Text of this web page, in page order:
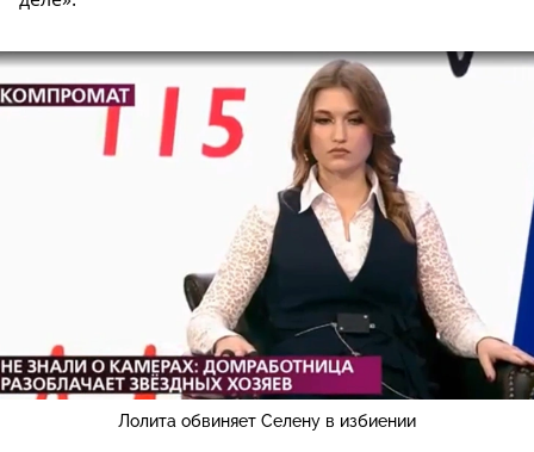
Лолита обвиняет Селену в избиении